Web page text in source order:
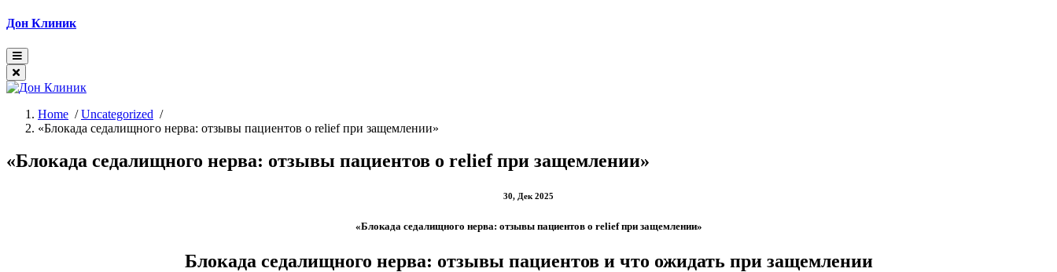
Skip
content
Дон Клиник
Home /Uncategorized /
«Блокада седалищного нерва: отзывы пациентов о relief при защемлении»
«Блокада седалищного нерва: отзывы пациентов о relief при защемлении»
30, Дек 2025
«Блокада седалищного нерва: отзывы пациентов о relief при защемлении»
Блокада седалищного нерва: отзывы пациентов и что ожидать при защемлении